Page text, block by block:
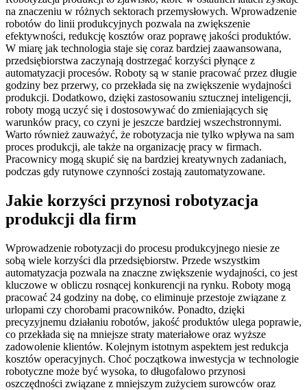
na znaczeniu w różnych sektorach przemysłowych. Wprowadzenie
robotów do linii produkcyjnych pozwala na zwiększenie
efektywności, redukcję kosztów oraz poprawę jakości produktów.
W miarę jak technologia staje się coraz bardziej zaawansowana,
przedsiębiorstwa zaczynają dostrzegać korzyści płynące z
automatyzacji procesów. Roboty są w stanie pracować przez długie
godziny bez przerwy, co przekłada się na zwiększenie wydajności
produkcji. Dodatkowo, dzięki zastosowaniu sztucznej inteligencji,
roboty mogą uczyć się i dostosowywać do zmieniających się
warunków pracy, co czyni je jeszcze bardziej wszechstronnymi.
Warto również zauważyć, że robotyzacja nie tylko wpływa na sam
proces produkcji, ale także na organizację pracy w firmach.
Pracownicy mogą skupić się na bardziej kreatywnych zadaniach,
podczas gdy rutynowe czynności zostają zautomatyzowane.
Jakie korzyści przynosi robotyzacja
produkcji dla firm
Wprowadzenie robotyzacji do procesu produkcyjnego niesie ze
sobą wiele korzyści dla przedsiębiorstw. Przede wszystkim
automatyzacja pozwala na znaczne zwiększenie wydajności, co jest
kluczowe w obliczu rosnącej konkurencji na rynku. Roboty mogą
pracować 24 godziny na dobę, co eliminuje przestoje związane z
urlopami czy chorobami pracowników. Ponadto, dzięki
precyzyjnemu działaniu robotów, jakość produktów ulega poprawie,
co przekłada się na mniejsze straty materiałowe oraz wyższe
zadowolenie klientów. Kolejnym istotnym aspektem jest redukcja
kosztów operacyjnych. Choć początkowa inwestycja w technologie
robotyczne może być wysoka, to długofalowo przynosi
oszczędności związane z mniejszym zużyciem surowców oraz